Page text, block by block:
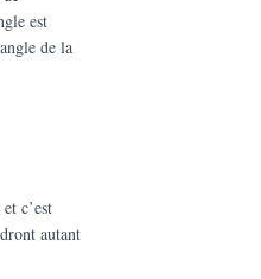
est
de la
c’est
autant